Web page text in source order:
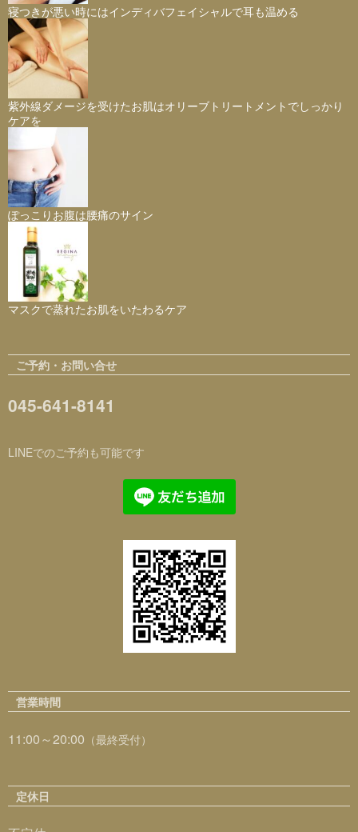
寝つきが悪い時にはインディバフェイシャルで耳も温める
紫外線ダメージを受けたお肌はオリーブトリートメントでしっかり
ケアを
ぽっこりお腹は腰痛のサイン
マスクで蒸れたお肌をいたわるケア
ご予約・お問い合せ
045-641-8141
LINEでのご予約も可能です
営業時間
11:00～20:00 （最終受付）
定休日